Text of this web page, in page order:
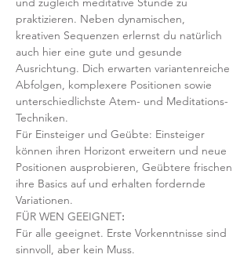
praktizieren. Neben dynamischen,
kreativen Sequenzen erlernst du natürlich
auch hier eine gute und gesunde
Ausrichtung. Dich erwarten variantenreiche
Abfolgen, komplexere Positionen sowie
unterschiedlichste Atem- und Meditations-
Techniken.
Für Einsteiger und Geübte: Einsteiger
können ihren Horizont erweitern und neue
Positionen ausprobieren, Geübtere frischen
ihre Basics auf und erhalten fordernde
Variationen.
FÜR WEN GEEIGNET:
Für alle geeignet. Erste Vorkenntnisse sind
sinnvoll, aber kein Muss.